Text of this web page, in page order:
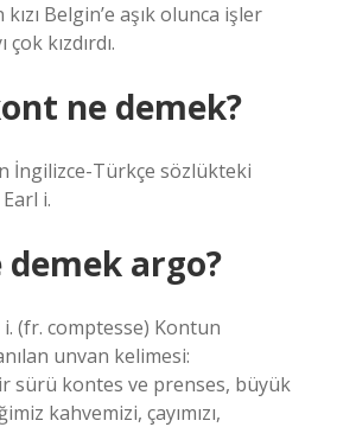
kızı Belgin’e aşık olunca işler
çok kızdırdı.
ne demek?
İngilizce-Türkçe sözlükteki
i.
demek argo?
(fr. comptesse) Kontun
unvan kelimesi:
sürü kontes ve prenses, büyük
kahvemizi, çayımızı,